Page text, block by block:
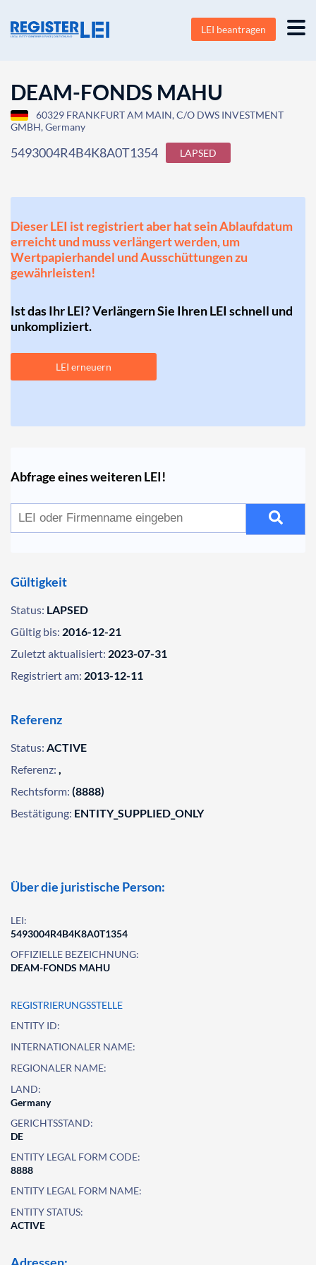
LEI beantragen
DEAM-FONDS MAHU
60329 FRANKFURT AM MAIN, C/O DWS INVESTMENT
GMBH, Germany
5493004R4B4K8A0T1354 LAPSED
Dieser LEI ist registriert aber hat sein Ablaufdatum
erreicht und muss verlängert werden, um
Wertpapierhandel und Ausschüttungen zu
gewährleisten!
Ist das Ihr LEI? Verlängern Sie Ihren LEI schnell und
unkompliziert.
LEI erneuern
Abfrage eines weiteren LEI!
Gültigkeit
Status: LAPSED
Gültig bis: 2016-12-21
Zuletzt aktualisiert: 2023-07-31
Registriert am: 2013-12-11
Referenz
Status: ACTIVE
Referenz: ,
Rechtsform: (8888)
Bestätigung: ENTITY_SUPPLIED_ONLY
Über die juristische Person:
LEI:
5493004R4B4K8A0T1354
OFFIZIELLE BEZEICHNUNG:
DEAM-FONDS MAHU
REGISTRIERUNGSSTELLE
ENTITY ID:
INTERNATIONALER NAME:
REGIONALER NAME:
LAND:
Germany
GERICHTSSTAND:
DE
ENTITY LEGAL FORM CODE:
8888
ENTITY LEGAL FORM NAME:
ENTITY STATUS:
ACTIVE